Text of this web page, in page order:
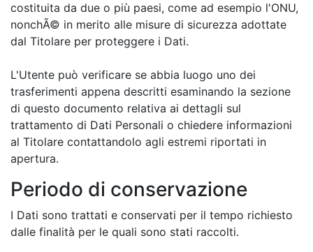
costituita da due o più paesi, come ad esempio l'ONU,
nonchÃ© in merito alle misure di sicurezza adottate
dal Titolare per proteggere i Dati.
L'Utente può verificare se abbia luogo uno dei
trasferimenti appena descritti esaminando la sezione
di questo documento relativa ai dettagli sul
trattamento di Dati Personali o chiedere informazioni
al Titolare contattandolo agli estremi riportati in
apertura.
Periodo di conservazione
I Dati sono trattati e conservati per il tempo richiesto
dalle finalità per le quali sono stati raccolti.